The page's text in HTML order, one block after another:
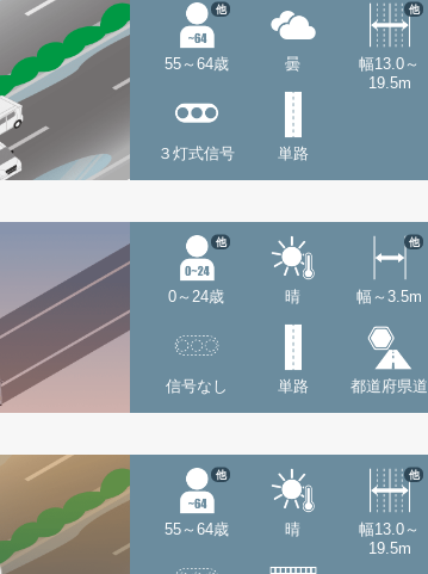
55～64歳
他
曇
幅13.0～
19.5m
他
３灯式信号 単路
0～24歳
他
晴 幅～3.5m
他
信号なし 単路 都道府県道
55～64歳
他
晴
幅13.0～
19.5m
他